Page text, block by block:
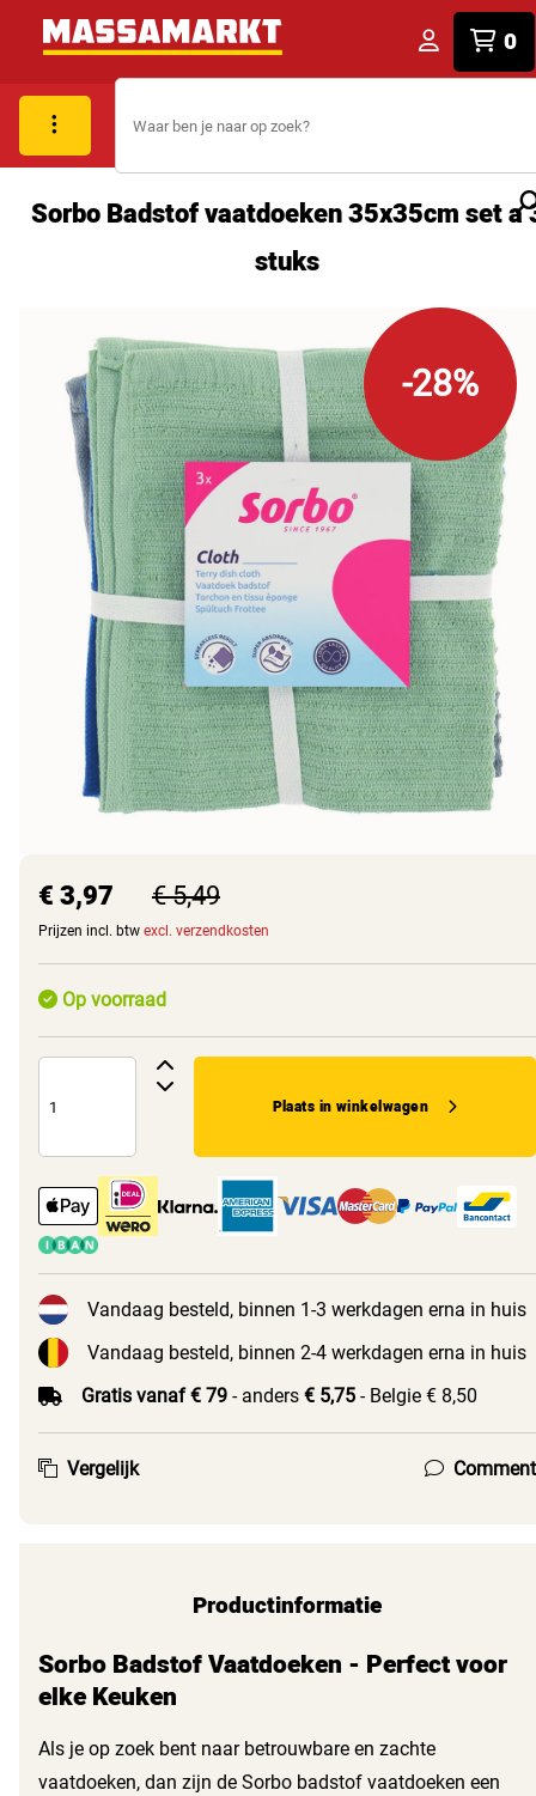
0
Sorbo Badstof vaatdoeken 35x35cm set a
stuks
-28%
€ 3,97 € 5,49
Prijzen incl. btw excl. verzendkosten
Op voorraad
Plaats in winkelwagen
Vandaag besteld, binnen 1-3 werkdagen erna in huis
Vandaag besteld, binnen 2-4 werkdagen erna in huis
Gratis vanaf € 79 - anders € 5,75 - Belgie € 8,50
Vergelijk Comment
Productinformatie
Sorbo Badstof Vaatdoeken - Perfect voor
elke Keuken
Als je op zoek bent naar betrouwbare en zachte
vaatdoeken, dan zijn de Sorbo badstof vaatdoeken een